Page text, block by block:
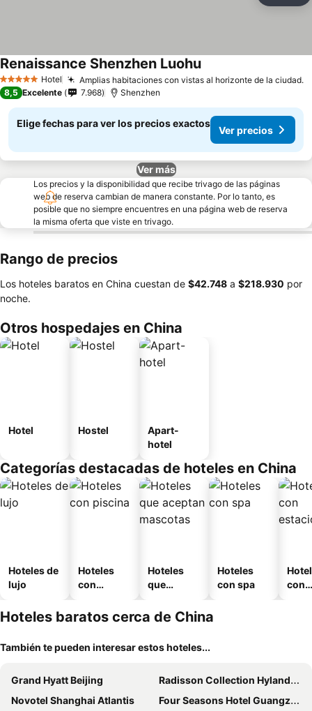
5 Estrellas Hotel Amplias habitaciones con vistas al horizonte de la ciudad.
Renaissance Shenzhen Luohu
8,5 Excelente 7.968 Shenzhen
Elige fechas para ver los precios exactos
Ver precios
Ver más
Los precios y la disponibilidad que recibe trivago de las páginas
web de reserva cambian de manera constante. Por lo tanto, es
posible que no siempre encuentres en una página web de reserva
la misma oferta que viste en trivago.
Rango de precios
Los hoteles baratos en China cuestan de ‎$42.748 a ‎$218.930 por
noche.
Otros hospedajes en China
Hotel Hostel
Apart-
hotel
Categorías destacadas de hoteles en China
Hoteles de
lujo
Hoteles
con
Hoteles
que
mascotas
Hoteles
con spa
con
Hoteles baratos cerca de China
También te pueden interesar estos hoteles...
Grand Hyatt Beijing
Radisson Collection Hyland Shanghai
Novotel Shanghai Atlantis
Four Seasons Hotel Guangzhou